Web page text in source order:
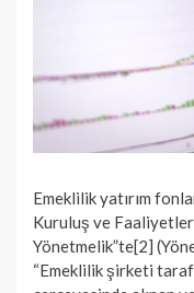
Emeklilik yatırım
Kuruluş ve
Yönetmelik”te[2]
“Emeklilik şirketi